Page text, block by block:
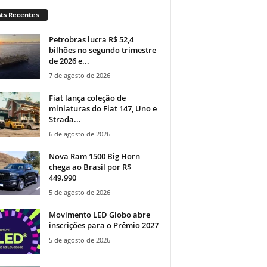
Recentes
Petrobras lucra R$ 52,4
bilhões no segundo trimestre
de 2026 e...
7 de agosto de 2026
Fiat lança coleção de
miniaturas do Fiat 147, Uno e
Strada...
6 de agosto de 2026
Nova Ram 1500 Big Horn
chega ao Brasil por R$
449.990
5 de agosto de 2026
Movimento LED Globo abre
inscrições para o Prêmio 2027
5 de agosto de 2026